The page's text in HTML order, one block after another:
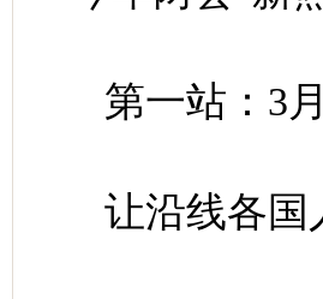
第一站：3
让沿线各国